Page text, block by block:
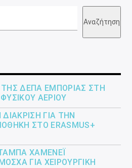
Αναζήτηση
ΔΕΠΑ ΕΜΠΟΡΊΑΣ ΣΤΗ
ΑΕΡΊΟΥ
ΓΙΑ ΤΗΝ
ΣΤΟ ERASMUS+
ΧΑΜΕΝΕΪ́
ΓΙΑ ΧΕΙΡΟΥΡΓΙΚΉ